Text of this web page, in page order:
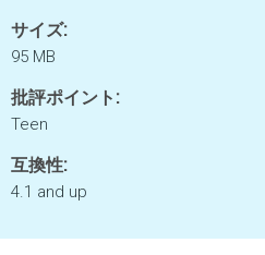
サイズ:
95 MB
批評ポイント:
Teen
互換性:
4.1 and up